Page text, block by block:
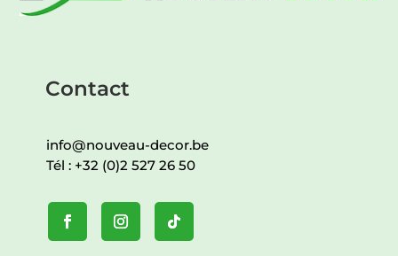
Contact
info@nouveau-decor.be
Tél : +32 (0)2 527 26 50